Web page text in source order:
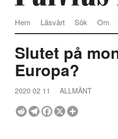
Om
Sök
Läsvärt
Hem
Slutet på
Europa?
2020 02 11 ALLMÄNT